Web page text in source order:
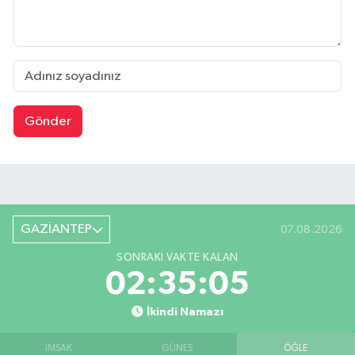
Gönder
GAZİANTEP 07.08.2026
SONRAKI VAKTE KALAN
02:35:04
İkindi Namazı
İMSAK GÜNEŞ ÖĞLE